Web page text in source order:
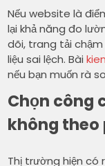
Nếu website là
lại khả năng đo
dõi, trang tải
liệu sai lệch. Bài
nếu bạn muốn rà
Chọn công
không
Thị trường hiện có